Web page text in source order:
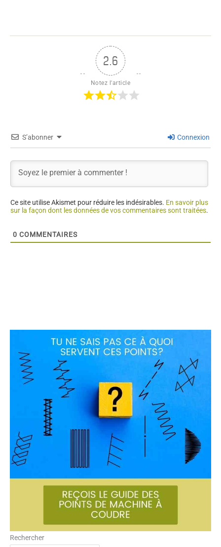
2.6
Notez l'article
S’abonner Connexion
Ce site utilise Akismet pour réduire les indésirables. En savoir plus
sur la façon dont les données de vos commentaires sont traitées.
0 COMMENTAIRES
Rechercher